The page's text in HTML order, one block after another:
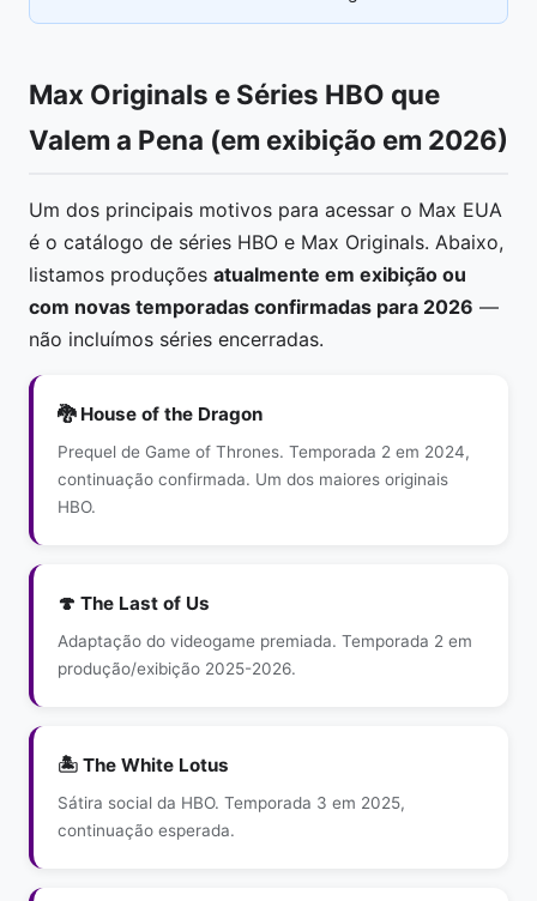
Max Originals e Séries HBO que
Valem a Pena (em exibição em 2026)
Um dos principais motivos para acessar o Max EUA
é o catálogo de séries HBO e Max Originals. Abaixo,
listamos produções atualmente em exibição ou
com novas temporadas confirmadas para 2026 —
não incluímos séries encerradas.
🐉 House of the Dragon
Prequel de Game of Thrones. Temporada 2 em 2024,
continuação confirmada. Um dos maiores originais
HBO.
🍄 The Last of Us
Adaptação do videogame premiada. Temporada 2 em
produção/exibição 2025-2026.
🏝 The White Lotus
Sátira social da HBO. Temporada 3 em 2025,
continuação esperada.